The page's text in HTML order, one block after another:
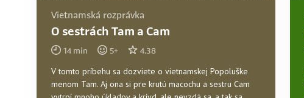
Vietnamská rozprávka
O sestrách Tam a Cam
14 min 5+ 4.38
V tomto príbehu sa dozviete o vietnamskej Popoluške
menom Tam. Aj ona si pre krutú macochu a sestru Cam